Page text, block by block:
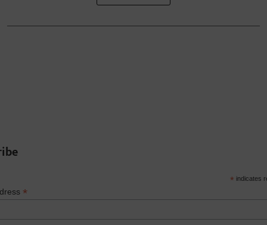
* indicates
*